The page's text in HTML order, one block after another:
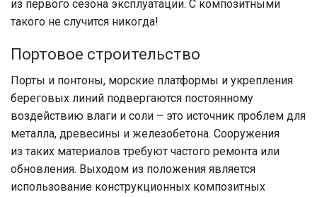
из первого сезона эксплуатации. С композитными
такого не случится никогда!
Портовое строительство
Порты и понтоны, морские платформы и укрепления
береговых линий подвергаются постоянному
воздействию влаги и соли – это источник проблем для
металла, древесины и железобетона. Сооружения
из таких материалов требуют частого ремонта или
обновления. Выходом из положения является
использование конструкционных композитных